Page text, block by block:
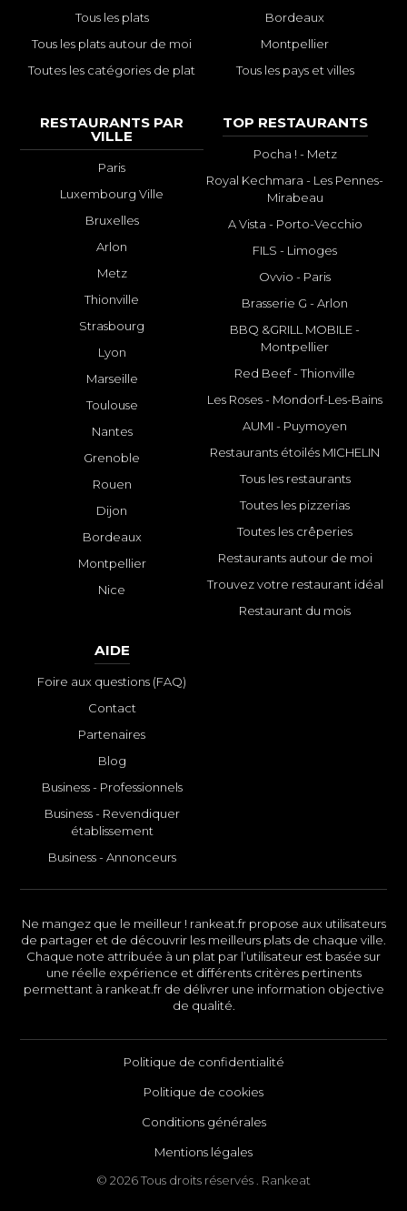
Tous les plats
Tous les plats autour de moi
Toutes les catégories de plat
Bordeaux
Montpellier
Tous les pays et villes
RESTAURANTS PAR
VILLE
Paris
Luxembourg Ville
Bruxelles
Arlon
Metz
Thionville
Strasbourg
Lyon
Marseille
Toulouse
Nantes
Grenoble
Rouen
Dijon
Bordeaux
Montpellier
Nice
TOP RESTAURANTS
Pocha ! - Metz
Royal Kechmara - Les Pennes-
Mirabeau
A Vista - Porto-Vecchio
FILS - Limoges
Ovvio - Paris
Brasserie G - Arlon
BBQ &GRILL MOBILE -
Montpellier
Red Beef - Thionville
Les Roses - Mondorf-Les-Bains
AUMI - Puymoyen
Restaurants étoilés MICHELIN
Tous les restaurants
Toutes les pizzerias
Toutes les crêperies
Restaurants autour de moi
Trouvez votre restaurant idéal
Restaurant du mois
AIDE
Foire aux questions (FAQ)
Contact
Partenaires
Blog
Business - Professionnels
Business - Revendiquer
établissement
Business - Annonceurs
Ne mangez que le meilleur ! rankeat.fr propose aux utilisateurs
de partager et de découvrir les meilleurs plats de chaque ville.
Chaque note attribuée à un plat par l’utilisateur est basée sur
une réelle expérience et différents critères pertinents
permettant à rankeat.fr de délivrer une information objective
de qualité.
Politique de confidentialité
Politique de cookies
Conditions générales
Mentions légales
© 2026 Tous droits réservés . Rankeat